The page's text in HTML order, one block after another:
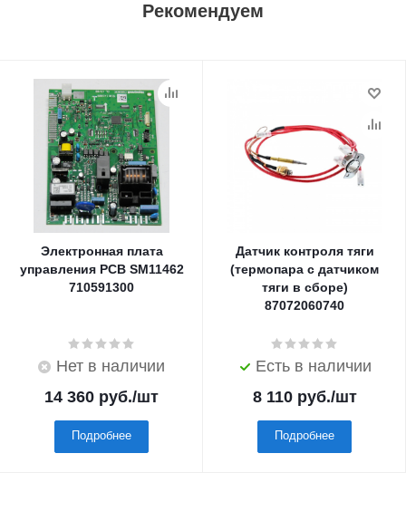
Рекомендуем
Электронная плата
управления PCB SM11462
710591300
Нет в наличии
14 360 руб./шт
Подробнее
Датчик контроля тяги
(термопара с датчиком
тяги в сборе)
87072060740
Есть в наличии
8 110руб./шт
Подробнее